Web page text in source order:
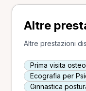
Altre
Altre prestazioni
Prima visita
Ecografia per
Ginnastica